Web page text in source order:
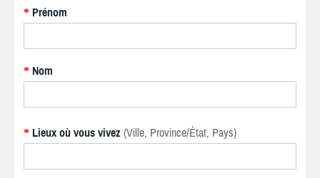
* Prénom
* Nom
* Lieux où vous vivez (Ville, Province/État, Pays)